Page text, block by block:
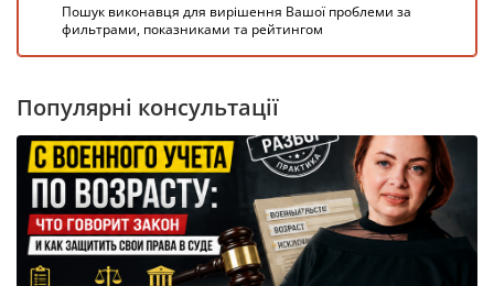
Пошук виконавця для вирішення Вашої проблеми за
фильтрами, показниками та рейтингом
Популярні консультації